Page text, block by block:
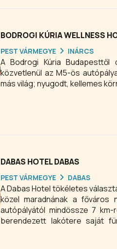
BODROGI KÚRIA WELLNESS
PEST VÁRMEGYE INÁRCS
A Bodrogi Kúria Budapesttől
közvetlenül az M5-ös
más világ; nyugodt, kellemes
DABAS HOTEL DABAS
PEST VÁRMEGYE DABAS
A Dabas Hotel tökéletes
közel maradnának a
autópályától mindössze 7
berendezett lakótere saját